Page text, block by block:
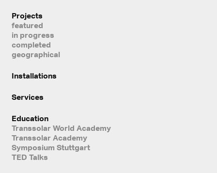
Projects
featured
in progress
completed
geographical
Installations
Services
Education
Transsolar World Academy
Transsolar Academy
Symposium Stuttgart
TED Talks